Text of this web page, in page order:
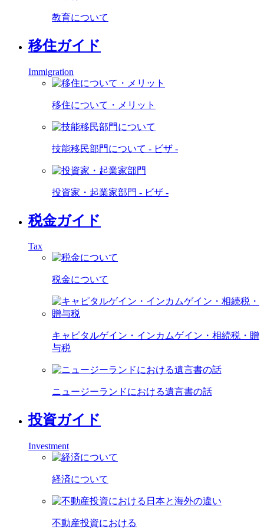
教育について
移住ガイド
Immigration
移住について・メリット
技能移民部門について - ビザ -
投資家・起業家部門 - ビザ -
税金ガイド
Tax
税金について
キャピタルゲイン・インカムゲイン・相続税・贈
与税
ニュージーランドにおける遺言書の話
投資ガイド
Investment
経済について
不動産投資における